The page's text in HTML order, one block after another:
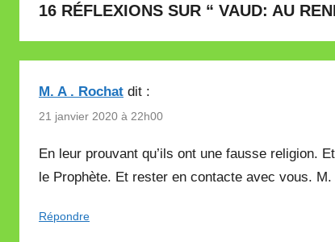
16 RÉFLEXIONS SUR “ VAUD: AU
M. A . Rochat dit :
21 janvier 2020 à 22h00
En leur prouvant qu’ils ont une fausse religion.
le Prophète. Et rester en contacte avec vous. M.
Répondre